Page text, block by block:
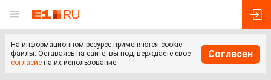
На информационном ресурсе применяются cookie-
файлы. Оставаясь на сайте, вы подтверждаете свое
согласие на их использование.
Согласен